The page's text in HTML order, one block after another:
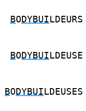
BO DYBUI LDEURS
BO DYBUI LDEUSE
BO DYBUI LDEUSES